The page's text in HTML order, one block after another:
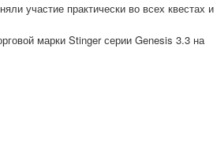
участие практически во всех квестах и
марки Stinger серии Genesis 3.3 на